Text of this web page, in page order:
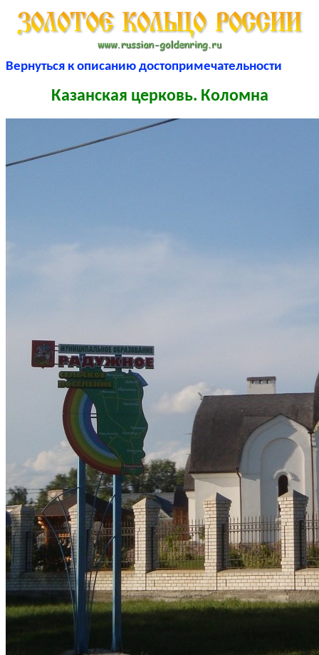
Вернуться к описанию достопримечательности
Казанская церковь. Коломна